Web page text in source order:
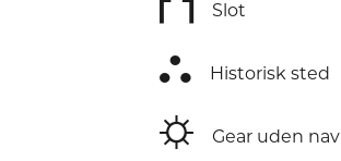
Slot
⛬ Historisk sted
⛭ Gear uden nav